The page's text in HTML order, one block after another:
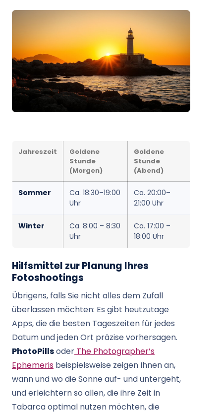
Jahreszeit
Goldene
Stunde
(Morgen)
Goldene
Stunde
(Abend)
Sommer
Ca. 18:30–19:00
Uhr
Ca. 20:00–
21:00 Uhr
Winter
Ca. 8:00 – 8:30
Uhr
Ca. 17:00 –
18:00 Uhr
Hilfsmittel zur Planung Ihres
Fotoshootings
Übrigens, falls Sie nicht alles dem Zufall
überlassen möchten: Es gibt heutzutage
Apps, die die besten Tageszeiten für jedes
Datum und jeden Ort präzise vorhersagen.
PhotoPillsoder The Photographer’s
Ephemeris beispielsweise zeigen Ihnen an,
wann und wo die Sonne auf- und untergeht,
und erleichtern so allen, die ihre Zeit in
Tabarca optimal nutzen möchten, die